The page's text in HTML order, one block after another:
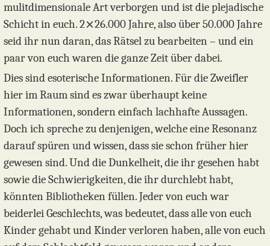
mulitdimensionale Art verborgen und ist die plejadische
Schicht in euch. 2⨯26.000 Jahre, also über 50.000 Jahre
seid ihr nun daran, das Rätsel zu bearbeiten – und ein
paar von euch waren die ganze Zeit über dabei.
Dies sind esoterische Informationen. Für die Zweifler
hier im Raum sind es zwar überhaupt keine
Informationen, sondern einfach lachhafte Aussagen.
Doch ich spreche zu denjenigen, welche eine Resonanz
darauf spüren und wissen, dass sie schon früher hier
gewesen sind. Und die Dunkelheit, die ihr gesehen habt
sowie die Schwierigkeiten, die ihr durchlebt habt,
könnten Bibliotheken füllen. Jeder von euch war
beiderlei Geschlechts, was bedeutet, dass alle von euch
Kinder gehabt und Kinder verloren haben, alle von euch